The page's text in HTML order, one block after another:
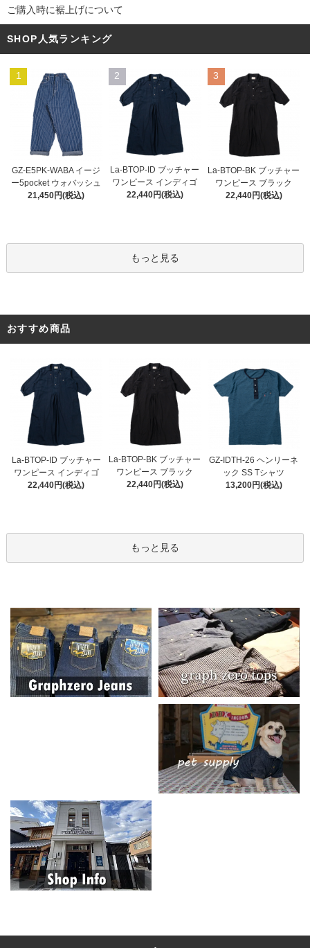
ご購入時に裾上げについて
SHOP人気ランキング
1
GZ-E5PK-WABA イージ
ー5pocket ウォバッシュ
21,450円(税込)
2
La-BTOP-ID ブッチャー
ワンピース インディゴ
22,440円(税込)
3
La-BTOP-BK ブッチャー
ワンピース ブラック
22,440円(税込)
もっと見る
おすすめ商品
La-BTOP-ID ブッチャー
ワンピース インディゴ
22,440円(税込)
La-BTOP-BK ブッチャー
ワンピース ブラック
22,440円(税込)
GZ-IDTH-26 ヘンリーネ
ック SS Tシャツ
13,200円(税込)
もっと見る